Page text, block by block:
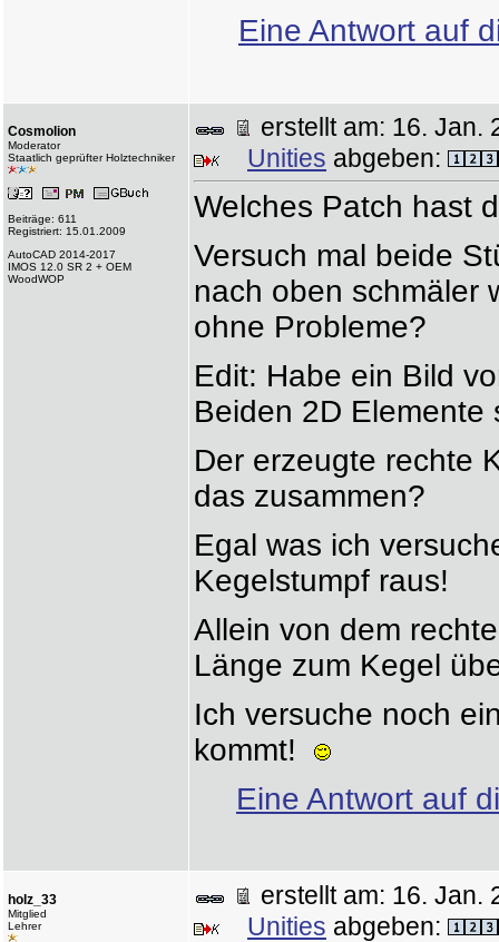
Eine Antwort auf
Cosmolion
Moderator
Staatlich geprüfter Holztechniker
Beiträge: 611
Registriert: 15.01.2009
AutoCAD 2014-2017
IMOS 12.0 SR 2 + OEM
WoodWOP
erstellt am: 16.
Unities abgeben:
Welches Patch hast
Versuch mal beide
nach oben schmäler
ohne Probleme?
Edit: Habe ein Bild
Beiden 2D Elemente
Der erzeugte rechte
das zusammen?
Egal was ich
Kegelstumpf raus!
Allein von dem
Länge zum Kegel
Ich versuche noch
kommt!
Eine Antwort auf
holz_33
Mitglied
Lehrer
erstellt am: 16.
Unities abgeben: